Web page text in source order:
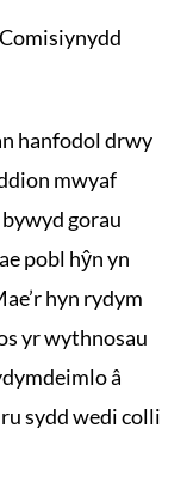
hanfodol drwy
mwyaf
gorau
pobl hŷn yn
hyn rydym
yr wythnosau
â
sydd wedi colli